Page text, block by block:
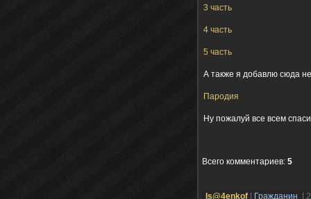
3 часть
4 часть
5 часть
А также я добавлю сюда
Пародия
Ну пожалуй все всем
Всего комментариев: 5
Is@4enkof Гражданин |